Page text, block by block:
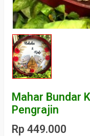
Mahar Bundar
Pengrajin
Rp 449.000